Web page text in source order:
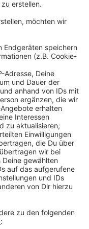
Autofahrer in
ihn nach
Opfer flüchten.
Das Auto
sichergestellt